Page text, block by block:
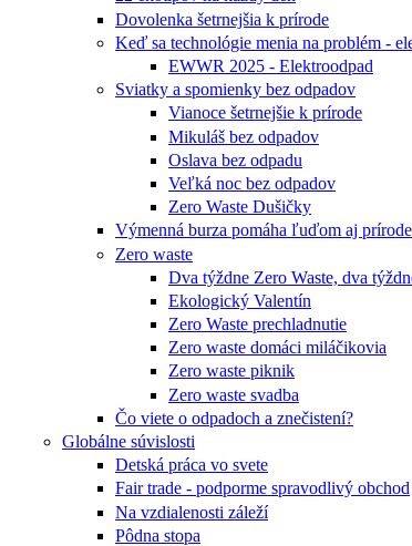
Dovolenka šetrnejšia k prírode
Keď sa technológie menia na problém -
EWWR 2025 - Elektroodpad
Sviatky a spomienky bez odpadov
Vianoce šetrnejšie k prírode
Mikuláš bez odpadov
Oslava bez odpadu
Veľká noc bez odpadov
Zero Waste Dušičky
Výmenná burza pomáha ľuďom aj prírode
Zero waste
Dva týždne Zero Waste, dva
Ekologický Valentín
Zero Waste prechladnutie
Zero waste domáci miláčikovia
Zero waste piknik
Zero waste svadba
Čo viete o odpadoch a znečistení?
Globálne súvislosti
Detská práca vo svete
Fair trade - podporme spravodlivý obchod
Na vzdialenosti záleží
Pôdna stopa